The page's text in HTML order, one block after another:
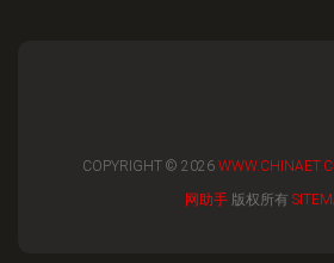
COPYRIGHT © 2026
网助手版权所有